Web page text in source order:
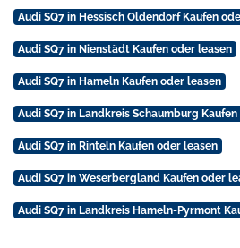
Audi SQ7 in Hessisch Oldendorf Kaufen
Audi SQ7 in Nienstädt Kaufen oder leasen
Audi SQ7 in Hameln Kaufen oder leasen
Audi SQ7 in Landkreis Schaumburg
Audi SQ7 in Rinteln Kaufen oder leasen
Audi SQ7 in Weserbergland Kaufen oder
Audi SQ7 in Landkreis Hameln-Pyrmont